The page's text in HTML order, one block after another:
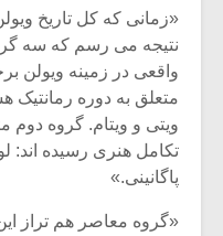
«زمانی که کل تاریخ
نتیجه می رسم که سه
واقعی در زمینه ویولن
ویتی و ویتام. گروه
پاگانینی.»
«گروه معاصر هم تراز